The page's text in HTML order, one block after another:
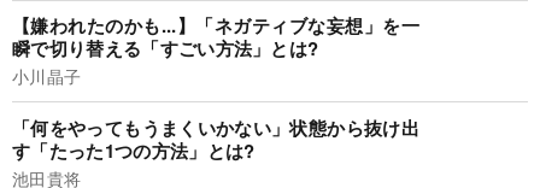
【嫌われたのかも...】「ネガティブな妄想」を一
瞬で切り替える「すごい方法」とは?
小川晶子
「何をやってもうまくいかない」状態から抜け出
す「たった1つの方法」とは?
池田貴将